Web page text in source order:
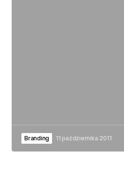
Branding 11 października 2011